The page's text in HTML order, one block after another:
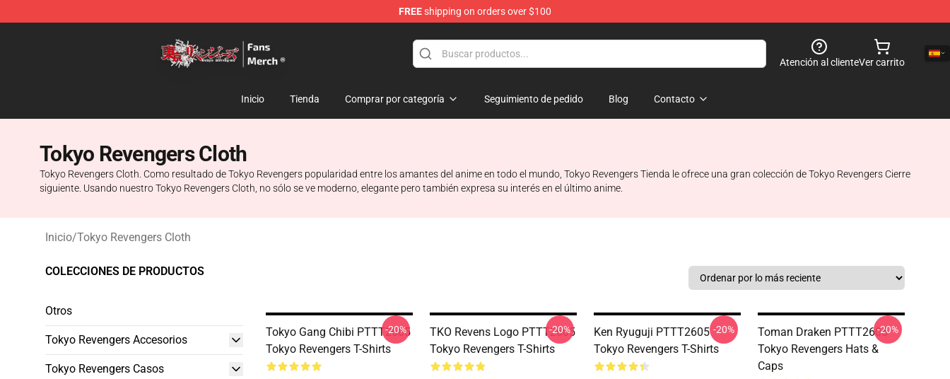
FREEshipping on orders over $100
Atención al clienteVer carrito
Inicio Tienda Comprar por categoría Seguimiento de pedido Blog Contacto
Tokyo Revengers Cloth
Tokyo Revengers Cloth. Como resultado de Tokyo Revengers popularidad entre los amantes del anime en todo el mundo, Tokyo Revengers Tienda le ofrece una gran colección de Tokyo Revengers Cierre
siguiente. Usando nuestro Tokyo Revengers Cloth, no sólo se ve moderno, elegante pero también expresa su interés en el último anime.
Inicio/Tokyo Revengers Cloth
COLECCIONES DE PRODUCTOS
Otros
Tokyo Revengers Accesorios
Tokyo Revengers Casos
Tokyo Gang Chibi PTTT2605
Tokyo Revengers T-Shirts
-20%
TKO Revens Logo PTTT2605
Tokyo Revengers T-Shirts
-20%
Ken Ryuguji PTTT2605
Tokyo Revengers T-Shirts
-20%
Toman Draken PTTT2605
Tokyo Revengers Hats &
Caps
-20%